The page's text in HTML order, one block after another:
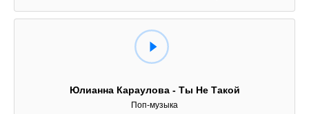
Юлианна Караулова - Ты Не Такой
Поп-музыка